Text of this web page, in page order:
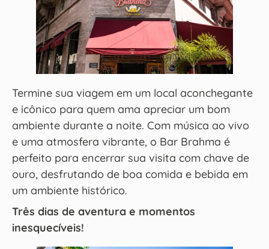
Termine sua viagem em um local aconchegante
e icônico para quem ama apreciar um bom
ambiente durante a noite. Com música ao vivo
e uma atmosfera vibrante, o Bar Brahma é
perfeito para encerrar sua visita com chave de
ouro, desfrutando de boa comida e bebida em
um ambiente histórico.
Três dias de aventura e momentos
inesquecíveis!